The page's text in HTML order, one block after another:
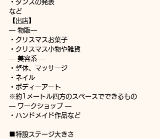
・ダンスの発表
など
【出店】
― 物販―
・クリスマスお菓子
・クリスマス小物や雑貨
― 美容系 ―
・整体、マッサージ
・ネイル
・ボディーアート
※約1メートル四方のスペースでできるもの
― ワークショップ ―
・ハンドメイド作品など
■特設ステージ大きさ